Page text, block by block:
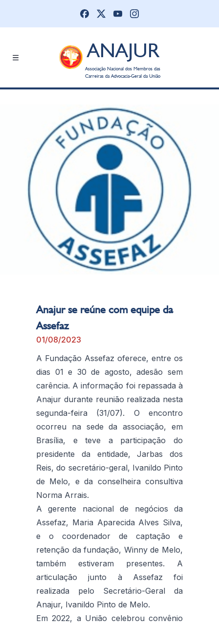
ANAJUR
Associação Nacional dos Membros das
Carreiras da Advocacia-Geral da União
Anajur se reúne com equipe da
Assefaz
01/08/2023
A Fundação Assefaz oferece, entre os
dias 01 e 30 de agosto, adesão sem
carência. A informação foi repassada à
Anajur durante reunião realizada nesta
segunda-feira (31/07). O encontro
ocorreu na sede da associação, em
Brasília, e teve a participação do
presidente da entidade, Jarbas dos
Reis, do secretário-geral, Ivanildo Pinto
de Melo, e da conselheira consultiva
Norma Arrais.
A gerente nacional de negócios da
Assefaz, Maria Aparecida Alves Silva,
e o coordenador de captação e
retenção da fundação, Winny de Melo,
também estiveram presentes. A
articulação junto à Assefaz foi
realizada pelo Secretário-Geral da
Anajur, Ivanildo Pinto de Melo.
Em 2022, a União celebrou convênio